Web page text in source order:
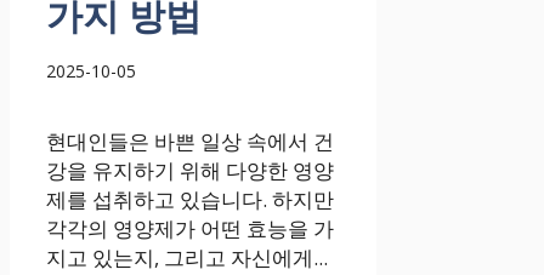
가지 방법
2025-10-05
현대인들은 바쁜 일상 속에서 건
강을 유지하기 위해 다양한 영양
제를 섭취하고 있습니다. 하지만
각각의 영양제가 어떤 효능을 가
지고 있는지, 그리고 자신에게...